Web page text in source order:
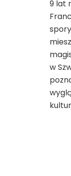
9 lat
w